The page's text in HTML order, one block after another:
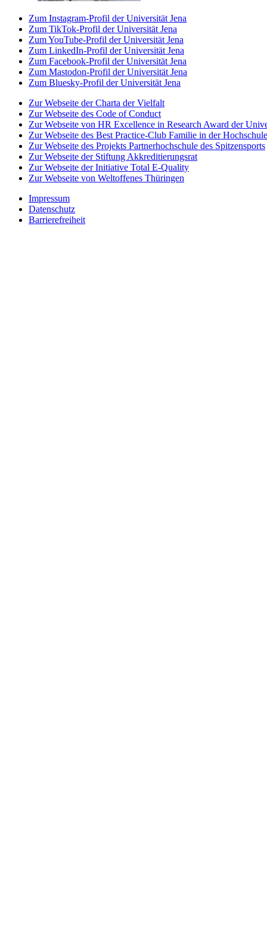
Zum Instagram-Profil der Universität Jena
Zum TikTok-Profil der Universität Jena
Zum YouTube-Profil der Universität Jena
Zum LinkedIn-Profil der Universität Jena
Zum Facebook-Profil der Universität Jena
Zum Mastodon-Profil der Universität Jena
Zum Bluesky-Profil der Universität Jena
Zur Webseite der Charta der Vielfalt
Zur Webseite des Code of Conduct
Zur Webseite von HR Excellence in Research Award der
Zur Webseite des Best Practice-Club Familie in der Hochschule
Zur Webseite des Projekts Partnerhochschule des Spitzensports
Zur Webseite der Stiftung Akkreditierungsrat
Zur Webseite der Initiative Total E-Quality
Zur Webseite von Weltoffenes Thüringen
Impressum
Datenschutz
Barrierefreiheit